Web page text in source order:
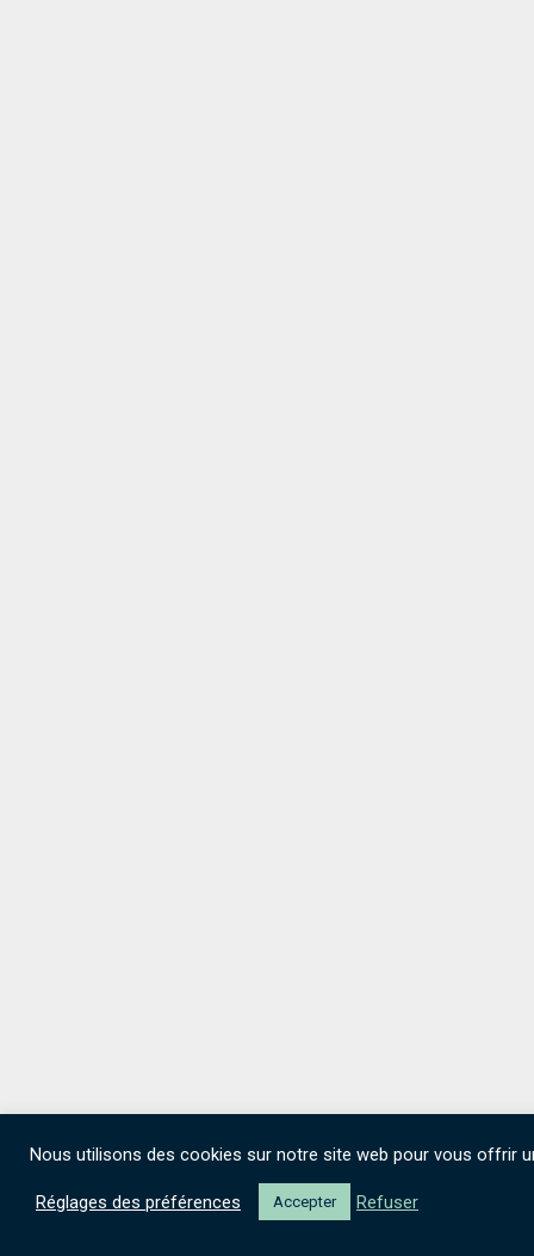
Nous utilisons des cookies sur notre site web pour vous offrir
Réglages des préférences Accepter Refuser